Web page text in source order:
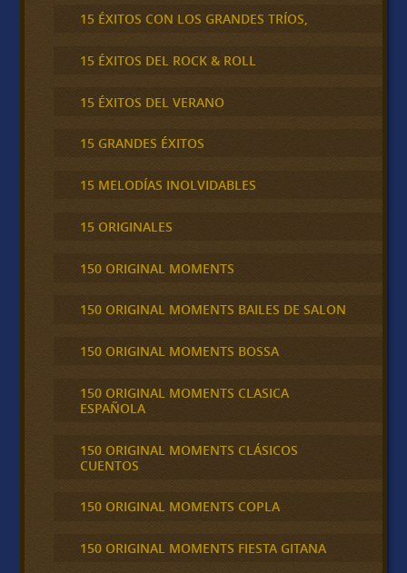
15 ÉXITOS CON LOS GRANDES TRÍOS,
15 ÉXITOS DEL ROCK & ROLL
15 ÉXITOS DEL VERANO
15 GRANDES ÉXITOS
15 MELODÍAS INOLVIDABLES
15 ORIGINALES
150 ORIGINAL MOMENTS
150 ORIGINAL MOMENTS BAILES DE SALON
150 ORIGINAL MOMENTS BOSSA
150 ORIGINAL MOMENTS CLASICA
ESPAÑOLA
150 ORIGINAL MOMENTS CLÁSICOS
CUENTOS
150 ORIGINAL MOMENTS COPLA
150 ORIGINAL MOMENTS FIESTA GITANA